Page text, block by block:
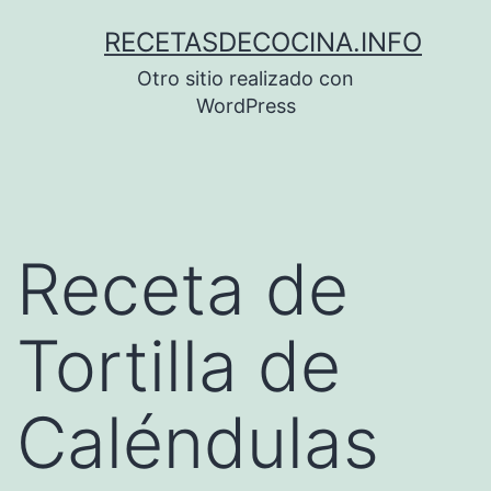
RECETASDECOCINA.INFO
Otro sitio realizado con
WordPress
Receta de
Tortilla de
Caléndulas